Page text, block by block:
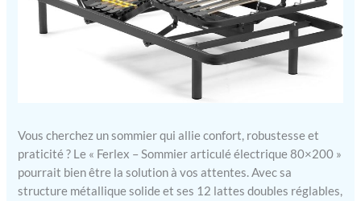
Vous cherchez un sommier qui allie confort, robustesse et
praticité ? Le « Ferlex – Sommier articulé électrique 80×200 »
pourrait bien être la solution à vos attentes. Avec sa
structure métallique solide et ses 12 lattes doubles réglables,